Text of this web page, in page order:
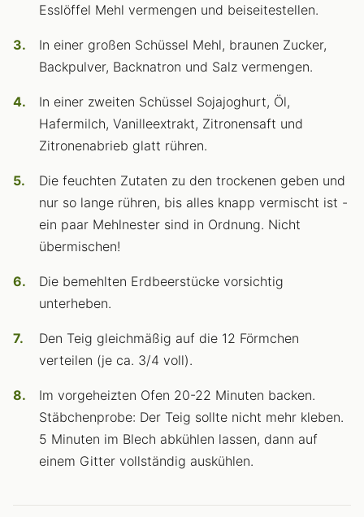
Esslöffel Mehl vermengen und beiseitestellen.
In einer großen Schüssel Mehl, braunen Zucker,
Backpulver, Backnatron und Salz vermengen.
In einer zweiten Schüssel Sojajoghurt, Öl,
Hafermilch, Vanilleextrakt, Zitronensaft und
Zitronenabrieb glatt rühren.
Die feuchten Zutaten zu den trockenen geben und
nur so lange rühren, bis alles knapp vermischt ist -
ein paar Mehlnester sind in Ordnung. Nicht
übermischen!
Die bemehlten Erdbeerstücke vorsichtig
unterheben.
Den Teig gleichmäßig auf die 12 Förmchen
verteilen (je ca. 3/4 voll).
Im vorgeheizten Ofen 20-22 Minuten backen.
Stäbchenprobe: Der Teig sollte nicht mehr kleben.
5 Minuten im Blech abkühlen lassen, dann auf
einem Gitter vollständig auskühlen.